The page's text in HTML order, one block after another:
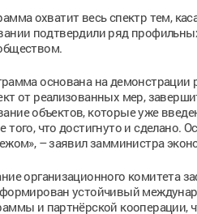
охватит весь спектр тем,
подтвердили ряд
основана на демонстрации
от реализованных мер,
объектов, которые уже
того, что достигнуто и сделано.
– заявил замминистра
организационного комитета
устойчивый
и партнёрской кооперации,